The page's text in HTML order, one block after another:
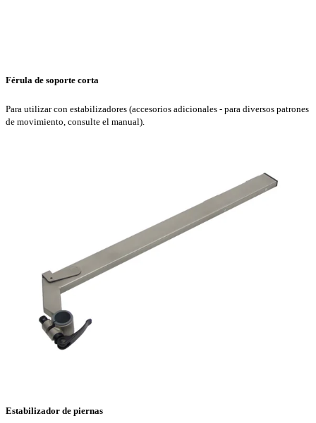
Férula de soporte corta
Para utilizar con estabilizadores (accesorios adicionales - para diversos patrones
de movimiento, consulte el manual).
Estabilizador de piernas